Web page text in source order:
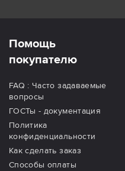
Помощь
покупателю
FAQ : Часто задаваемые
вопросы
ГОСТы - документация
Политика
конфиденциальности
Как сделать заказ
Способы оплаты